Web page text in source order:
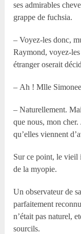
ses admirables
grappe de fuchsia.
– Voyez-les donc,
Raymond, voyez-
étranger oserait
– Ah ! Mlle
– Naturellement.
que nous, mon
qu’elles viennent
Sur ce point, le vieil
de la myopie.
Un observateur de
parfaitement
n’était pas naturel,
sourcils.